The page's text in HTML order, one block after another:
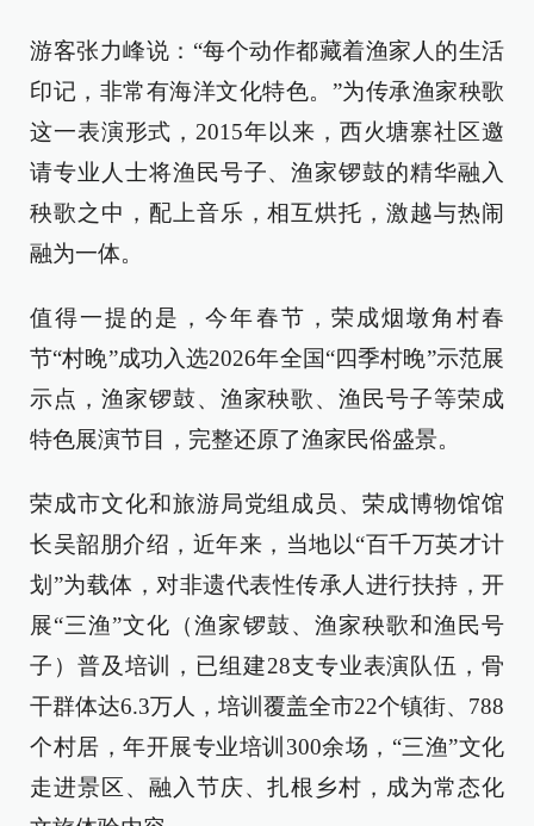
游客张力峰说：“每个动作都藏着渔家人的生活
印记，非常有海洋文化特色。”为传承渔家秧歌
这一表演形式，2015年以来，西火塘寨社区邀
请专业人士将渔民号子、渔家锣鼓的精华融入
秧歌之中，配上音乐，相互烘托，激越与热闹
融为一体。
值得一提的是，今年春节，荣成烟墩角村春
节“村晚”成功入选2026年全国“四季村晚”示范展
示点，渔家锣鼓、渔家秧歌、渔民号子等荣成
特色展演节目，完整还原了渔家民俗盛景。
荣成市文化和旅游局党组成员、荣成博物馆馆
长吴韶朋介绍，近年来，当地以“百千万英才计
划”为载体，对非遗代表性传承人进行扶持，开
展“三渔”文化（渔家锣鼓、渔家秧歌和渔民号
子）普及培训，已组建28支专业表演队伍，骨
干群体达6.3万人，培训覆盖全市22个镇街、788
个村居，年开展专业培训300余场，“三渔”文化
走进景区、融入节庆、扎根乡村，成为常态化